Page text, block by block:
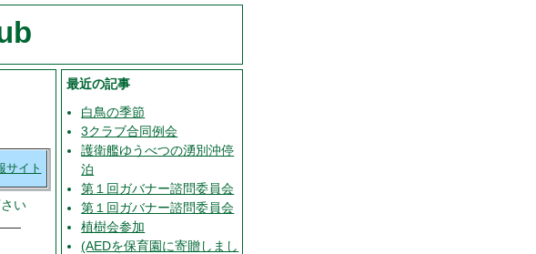
サイト
い
最近の記事
白鳥の季節
3クラブ合同例会
護衛艦ゆうべつの湧別沖停
泊
第１回ガバナー諮問委員会
第１回ガバナー諮問委員会
植樹会参加
(AEDを保育園に寄贈しまし